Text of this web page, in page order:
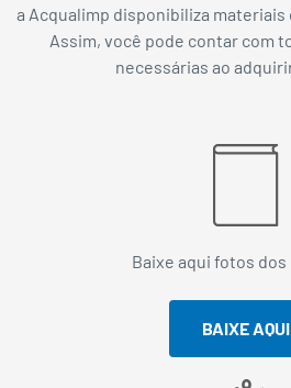
a Acqualimp disponibiliza materiais
Assim, você pode contar com
necessárias ao
Baixe aqui fotos
BAIXE AQUI